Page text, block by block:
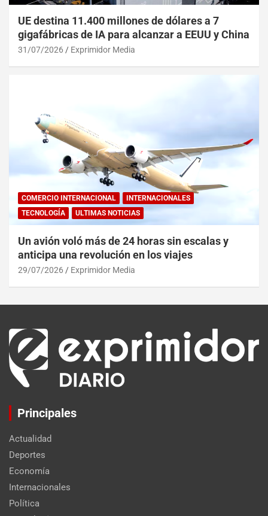
UE destina 11.400 millones de dólares a 7
gigafábricas de IA para alcanzar a EEUU y China
31/07/2026 Exprimidor Media
COMERCIO INTERNACIONAL
INTERNACIONALES
TECNOLOGÍA
ULTIMAS NOTICIAS
Un avión voló más de 24 horas sin escalas y
anticipa una revolución en los viajes
29/07/2026 Exprimidor Media
Principales
Actualidad
Deportes
Economía
Internacionales
Política